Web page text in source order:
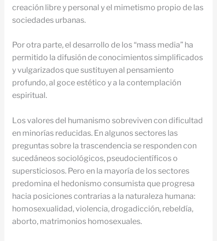
creación libre y personal y el mimetismo propio de las
sociedades urbanas.
Por otra parte, el desarrollo de los “mass media” ha
permitido la difusión de conocimientos simplificados
y vulgarizados que sustituyen al pensamiento
profundo, al goce estético y a la contemplación
espiritual.
Los valores del humanismo sobreviven con dificultad
en minorías reducidas. En algunos sectores las
preguntas sobre la trascendencia se responden con
sucedáneos sociológicos, pseudocientíficos o
supersticiosos. Pero en la mayoría de los sectores
predomina el hedonismo consumista que progresa
hacia posiciones contrarias a la naturaleza humana:
homosexualidad, violencia, drogadicción, rebeldía,
aborto, matrimonios homosexuales.